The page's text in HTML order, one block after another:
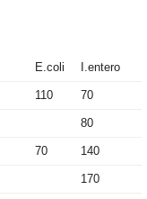
E.coli I.entero
110 70
80
70 140
170